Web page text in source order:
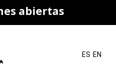
abiertas
ES EN